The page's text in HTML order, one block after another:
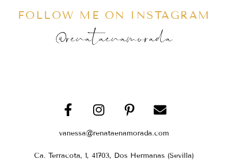
FOLLOW ME ON INSTAGRAM
@renataenamorada
vanessa@renataenamorada.com
Ca. Terracota, 1, 41703, Dos Hermanas (Sevilla)